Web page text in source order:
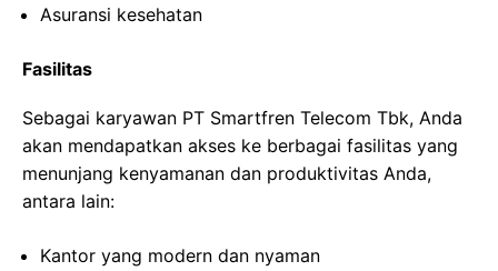
Asuransi kesehatan
Fasilitas
Sebagai karyawan PT Smartfren Telecom Tbk, Anda
akan mendapatkan akses ke berbagai fasilitas yang
menunjang kenyamanan dan produktivitas Anda,
antara lain:
Kantor yang modern dan nyaman